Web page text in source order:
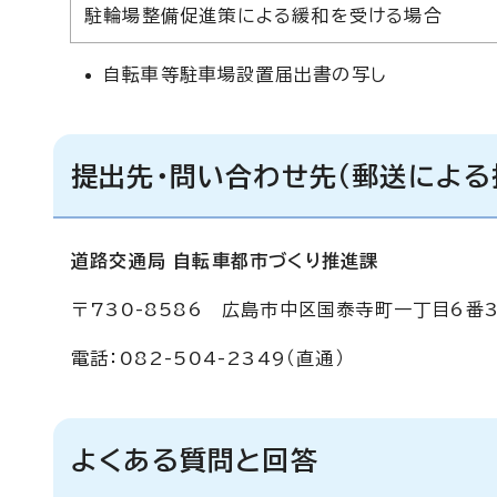
駐輪場整備促進策による緩和を受ける場合
自転車等駐車場設置届出書の写し
提出先・問い合わせ先（郵送による
道路交通局 自転車都市づくり推進課
〒730-8586 広島市中区国泰寺町一丁目6番
電話：082-504-2349（直通）
よくある質問と回答